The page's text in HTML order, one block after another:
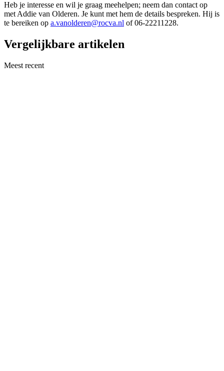
Heb je interesse en wil je graag meehelpen; neem dan contact op
met Addie van Olderen. Je kunt met hem de details bespreken. Hij is
te bereiken op a.vanolderen@rocva.nl of 06-22211228.
Vergelijkbare artikelen
Meest recent